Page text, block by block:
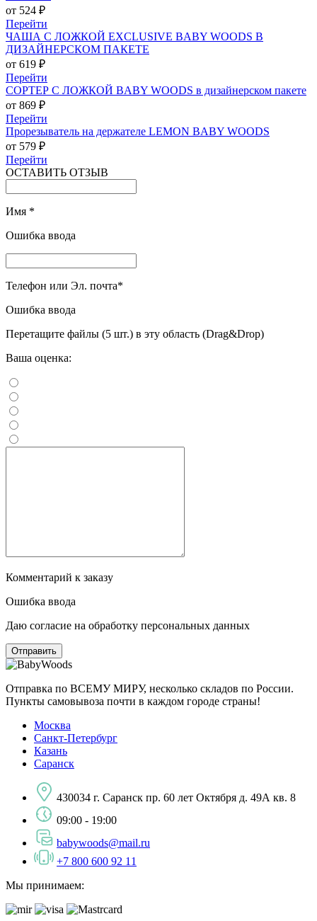
от 524 ₽
Перейти
ЧАША С ЛОЖКОЙ EXCLUSIVE BABY WOODS В
ДИЗАЙНЕРСКОМ ПАКЕТЕ
от 619 ₽
Перейти
СОРТЕР С ЛОЖКОЙ BABY WOODS в дизайнерском пакете
от 869 ₽
Перейти
Прорезыватель на держателе LEMON BABY WOODS
от 579 ₽
Перейти
ОСТАВИТЬ ОТЗЫВ
Имя *
Ошибка ввода
Телефон или Эл. почта*
Ошибка ввода
Перетащите файлы (5 шт.) в эту область (Drag&Drop)
Ваша оценка:
Комментарий к заказу
Ошибка ввода
Даю согласие на обработку персональных данных
Отправка по ВСЕМУ МИРУ, несколько складов по России.
Пункты самовывоза почти в каждом городе страны!
Москва
Санкт-Петербург
Казань
Саранск
430034 г. Саранск пр. 60 лет Октября д. 49А кв. 8
09:00 - 19:00
babywoods@mail.ru
+7 800 600 92 11
Мы принимаем: